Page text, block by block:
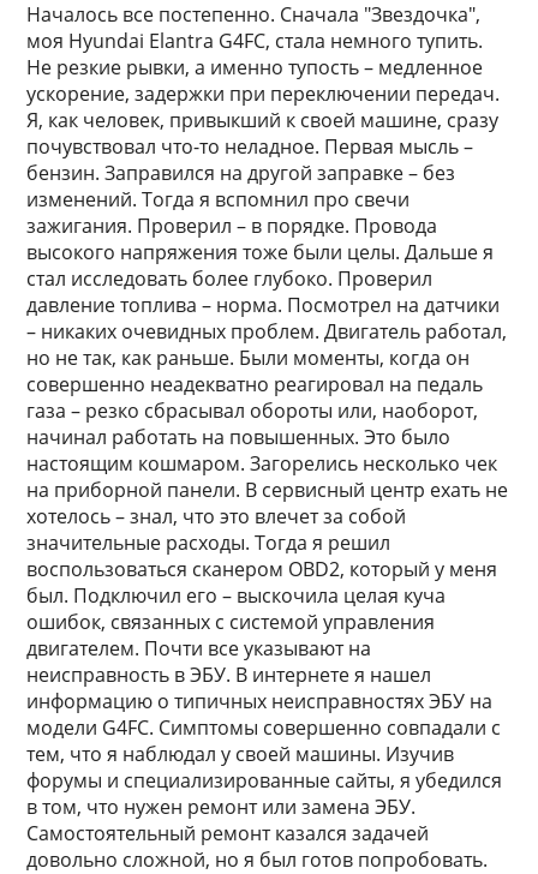
Началось все постепенно. Сначала "Звездочка",
моя Hyundai Elantra G4FC, стала немного тупить.
Не резкие рывки, а именно тупость – медленное
ускорение, задержки при переключении передач.
Я, как человек, привыкший к своей машине, сразу
почувствовал что-то неладное. Первая мысль –
бензин. Заправился на другой заправке – без
изменений. Тогда я вспомнил про свечи
зажигания. Проверил – в порядке. Провода
высокого напряжения тоже были целы. Дальше я
стал исследовать более глубоко. Проверил
давление топлива – норма. Посмотрел на датчики
– никаких очевидных проблем. Двигатель работал,
но не так, как раньше. Были моменты, когда он
совершенно неадекватно реагировал на педаль
газа – резко сбрасывал обороты или, наоборот,
начинал работать на повышенных. Это было
настоящим кошмаром. Загорелись несколько чек
на приборной панели. В сервисный центр ехать не
хотелось – знал, что это влечет за собой
значительные расходы. Тогда я решил
воспользоваться сканером OBD2, который у меня
был. Подключил его – выскочила целая куча
ошибок, связанных с системой управления
двигателем. Почти все указывают на
неисправность в ЭБУ. В интернете я нашел
информацию о типичных неисправностях ЭБУ на
модели G4FC. Симптомы совершенно совпадали с
тем, что я наблюдал у своей машины. Изучив
форумы и специализированные сайты, я убедился
в том, что нужен ремонт или замена ЭБУ.
Самостоятельный ремонт казался задачей
довольно сложной, но я был готов попробовать.